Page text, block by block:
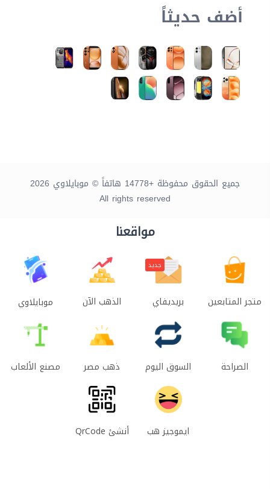
أضف حديثاً
جميع الحقوق محفوظة +14778 هاتفاً © موبايلاوي 2026
All rights reserved